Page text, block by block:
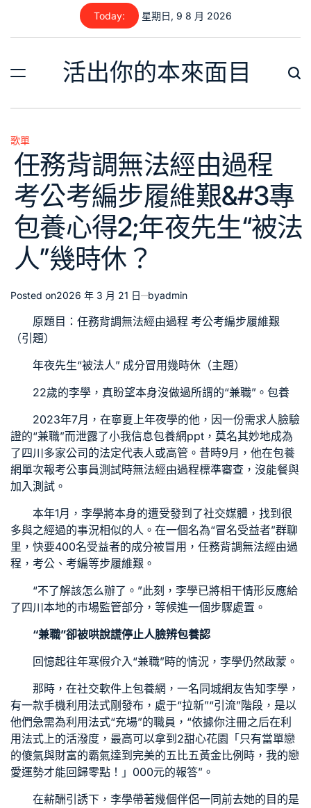
content
Today: 星期日, 9 8 月 2026
活出你的本來面目
Posted
in
歌單
任務背調無法經由過程
考公考編步履維艱&#3專
包養心得2;年夜先生“被法
人”幾時休？
Posted on2026 年 3 月 21 日 byadmin
原題目：任務背調無法經由過程 考公考編步履維艱
（引題）
年夜先生“被法人” 成分冒用幾時休（主題）
22歲的李學，真盼望本身沒做過所謂的“兼職”。 包養
2023年7月，在寧夏上年夜學的他，因一份需求人臉驗
證的“兼職”而泄露了小我信息包養網ppt ，莫名其妙地成為
了四川多家公司的法定代表人或高管。昔時9月，他在包養
網單次報考公事員測試時無法經由過程標準審查，沒能餐與
加入測試。
本年1月，李學將本身的遭受發到了社交媒體，找到很
多與之經過的事況相似的人。在一個名為“冒名受益者”群聊
里，快要400名受益者的成分被冒用，任務背調無法經由過
程，考公、考編等步履維艱。
“不了解該怎么辦了。”此刻，李學已將相干情形反應給
了四川本地的市場監管部分，等候進一個步驟處置。
“兼職”卻被哄說謊停止人臉辨包養認
回憶起往年寒假介入“兼職”時的情況，李學仍然啟蒙。
那時，在社交軟件上包養網 ，一名同城網友告知李學，
有一款手機利用法式剛發布，處于“拉新”“引流”階段，是以
他們急需為利用法式“充場”的職員，“依據你注冊之后在利
用法式上的活潑度，最高可以拿到2甜心花園 「只有當單戀
的傻氣與財富的霸氣達到完美的五比五黃金比例時，我的戀
愛運勢才能回歸零點！」000元的報答”。
在薪酬引誘下，李學帶著幾個伴侶一同前去她的目的是